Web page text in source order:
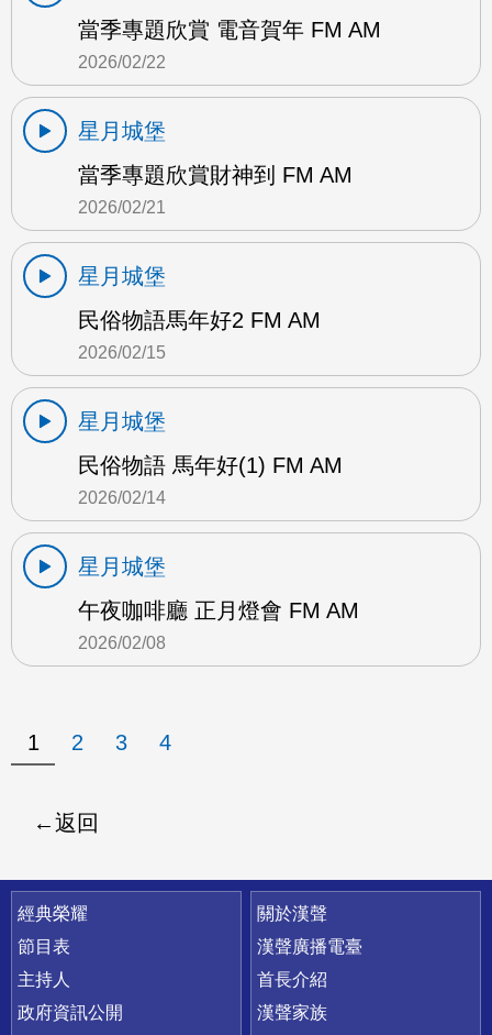
當季專題欣賞 電音賀年 FM AM
2026/02/22
星月城堡
當季專題欣賞財神到 FM AM
2026/02/21
星月城堡
民俗物語馬年好2 FM AM
2026/02/15
星月城堡
民俗物語 馬年好(1) FM AM
2026/02/14
星月城堡
午夜咖啡廳 正月燈會 FM AM
2026/02/08
1 2 3 4
返回
快速連結
經典榮耀
節目表
主持人
政府資訊公開
關於漢聲
漢聲廣播電臺
首長介紹
漢聲家族